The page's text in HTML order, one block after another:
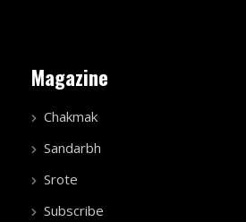
Magazine
Chakmak
Sandarbh
Srote
Subscribe